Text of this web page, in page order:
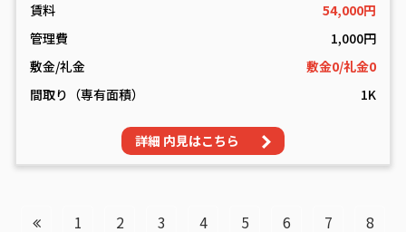
賃料
54,000円
管理費
1,000円
敷金/礼金
敷金0/礼金0
間取り（専有面積）
1K
詳細 内見はこちら
投
1 2 3 4 5 6 7
8